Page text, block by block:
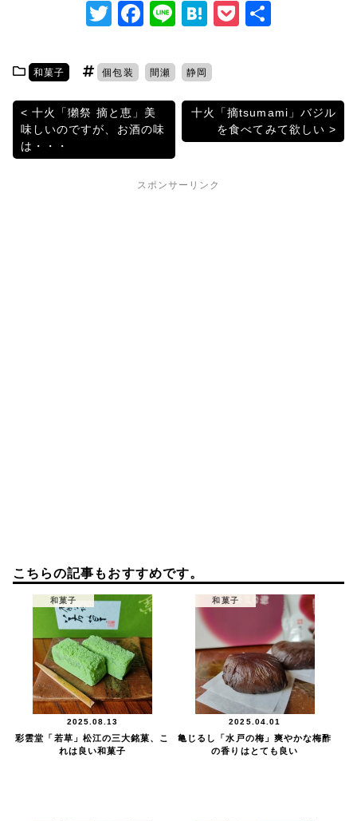
T
itt
er
F
c
e
b
o
o
k
Li
e
H
a
P
et
和菓子 個包装 間瀬 静岡
投
稿
十火「獺祭 摘と恵」美
味しいのですが、お酒の味
は・・・
十火「摘tsumami」バジル
を食べてみて欲しい
スポンサーリンク
こちらの記事もおすすめです。
和菓子
2025.08.13
彩雲堂「若草」松江の三大銘菓、こ
れは良い和菓子
和菓子
2025.04.01
亀じるし「水戸の梅」爽やかな梅酢
の香りはとても良い